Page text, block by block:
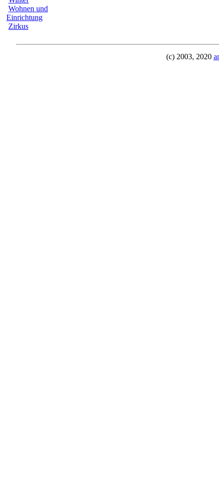
Wohnen und
Einrichtung
Zirkus
(c) 2003, 2020